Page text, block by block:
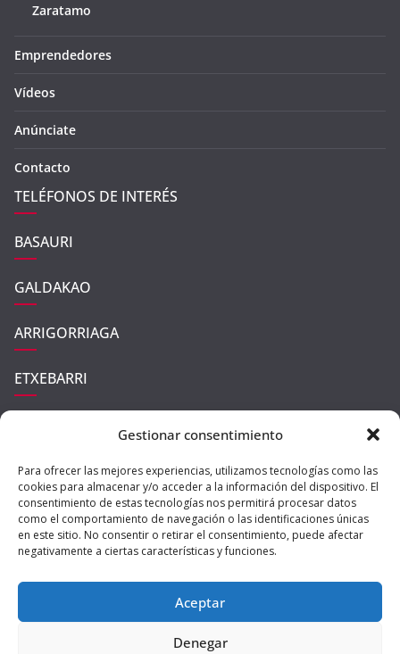
Gestionar consentimiento
Para ofrecer las mejores experiencias, utilizamos tecnologías como las
cookies para almacenar y/o acceder a la información del dispositivo. El
consentimiento de estas tecnologías nos permitirá procesar datos
como el comportamiento de navegación o las identificaciones únicas
en este sitio. No consentir o retirar el consentimiento, puede afectar
negativamente a ciertas características y funciones.
Aceptar
Denegar
Zaratamo
Emprendedores
Vídeos
Anúnciate
Contacto
TELÉFONOS DE INTERÉS
BASAURI
GALDAKAO
ARRIGORRIAGA
ETXEBARRI
ZARATAMO
Ibaizabal Digital| All rights reserved | Theme: